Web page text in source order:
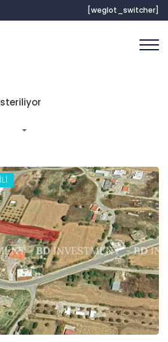
[weglot_switcher]